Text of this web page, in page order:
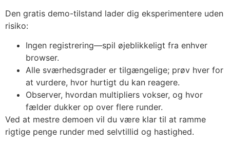
Den gratis demo-tilstand lader dig eksperimentere uden
risiko:
Ingen registrering—spil øjeblikkeligt fra enhver
browser.
Alle sværhedsgrader er tilgængelige; prøv hver for
at vurdere, hvor hurtigt du kan reagere.
Observer, hvordan multipliers vokser, og hvor
fælder dukker op over flere runder.
Ved at mestre demoen vil du være klar til at ramme
rigtige penge runder med selvtillid og hastighed.